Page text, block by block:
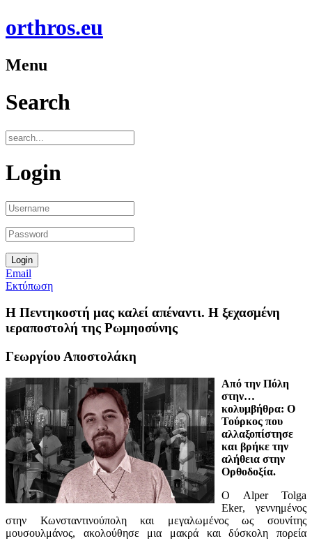
orthros.eu
Menu
Search
Login
Email
Εκτύπωση
Η Πεντηκοστή μας καλεί απέναντι. Η ξεχασμένη
ιεραποστολή της Ρωμηοσύνης
Γεωργίου Αποστολάκη
Από την Πόλη
στην…
κολυμβήθρα: Ο
Τούρκος που
αλλαξοπίστησε
και βρήκε την
αλήθεια στην
Ορθοδοξία.
Ο Alper Tolga
Eker, γεννημένος
στην Κωνσταντινούπολη και μεγαλωμένος ως σουνίτης
μουσουλμάνος, ακολούθησε μια μακρά και δύσκολη πορεία